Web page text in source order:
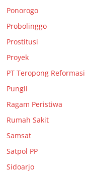
Ponorogo
Probolinggo
Prostitusi
Proyek
PT Teropong Reformasi
Pungli
Ragam Peristiwa
Rumah Sakit
Samsat
Satpol PP
Sidoarjo